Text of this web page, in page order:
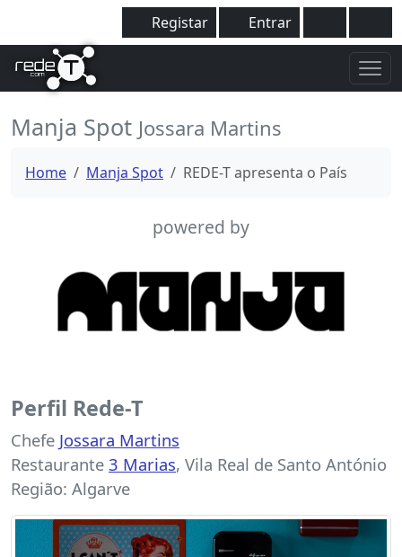
Registar Entrar
Manja Spot Jossara Martins
Home Manja Spot REDE-T apresenta o País
powered by
Perfil Rede-T
Chefe Jossara Martins
Restaurante 3 Marias, Vila Real de Santo António
Região: Algarve